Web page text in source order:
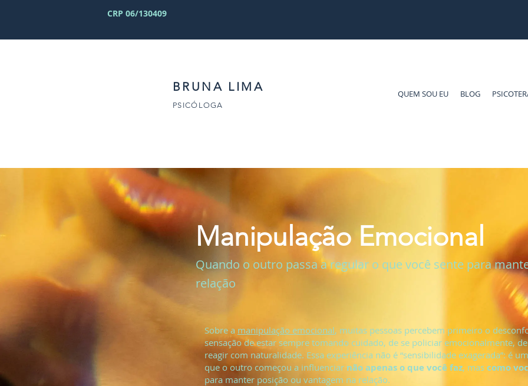
CRP 06/130409
BRUNA LIMA QUEM SOU EU BLOG
PSICÓLOGA
Manipulação Emocional
Quando o outro passa a regular o que você sente para
relação
Sobre a manipulação emocional, muitas pessoas percebem primeiro o
sensação de estar sempre tomando cuidado, de se policiar emocionalmente,
reagir com naturalidade. Essa experiência não é “sensibilidade exagerada”: é
que o outro começou a influenciar não apenas o que você faz, mas como
para manter posição ou vantagem na relação.